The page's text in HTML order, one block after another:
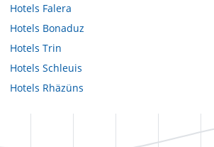
Hotels Falera
Hotels Bonaduz
Hotels Trin
Hotels Schleuis
Hotels Rhäzüns